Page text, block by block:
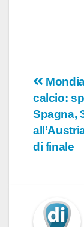
calcio:
Spagna,
di finale